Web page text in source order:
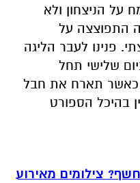
על הניצחון ולא
התפוצצה על
פנינו לעבר הליגה
שלישי תחל
כאשר תארח את חבל
בהיכל הספורט
צילומים מאירוע